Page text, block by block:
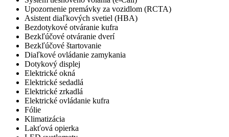
Upozornenie premávky za vozidlom (RCTA)
Asistent diaľkových svetiel (HBA)
Bezdotykové otváranie kufra
Bezkľúčové otváranie dverí
Bezkľúčové štartovanie
Diaľkové ovládanie zamykania
Dotykový displej
Elektrické okná
Elektrické sedadlá
Elektrické zrkadlá
Elektrické ovládanie kufra
Fólie
Klimatizácia
Lakťová opierka